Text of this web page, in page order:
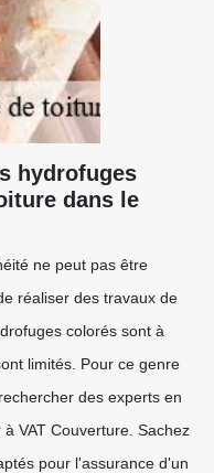
hydrofuges
dans le
ne peut pas être
réaliser des travaux de
colorés sont à
limités. Pour ce genre
des experts en
VAT Couverture. Sachez
pour l'assurance d'un